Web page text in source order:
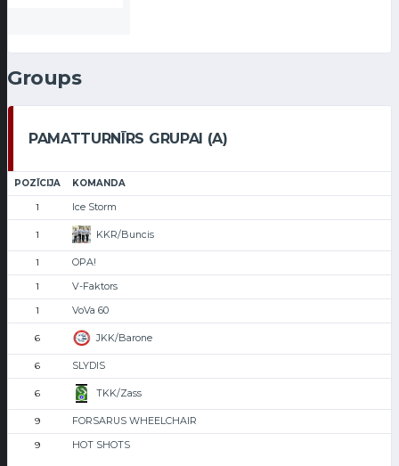
Groups
PAMATTURNĪRS GRUPAI (A)
POZĪCIJA KOMANDA
1 Ice Storm
1 KKR/Buncis
1 OPA!
1 V-Faktors
1 VoVa 60
6 JKK/Barone
6 SLYDIS
6 TKK/Zass
9 FORSARUS WHEELCHAIR
9 HOT SHOTS